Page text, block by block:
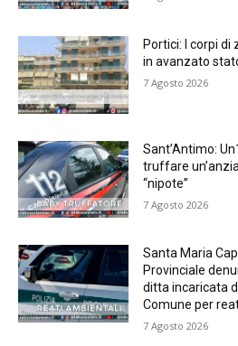
Portici: I corpi di
in avanzato
7 Agosto 2026
Sant’Antimo:
truffare
“nipote”
7 Agosto 2026
Santa Maria
Provinciale
ditta incaricata
Comune per
7 Agosto 2026